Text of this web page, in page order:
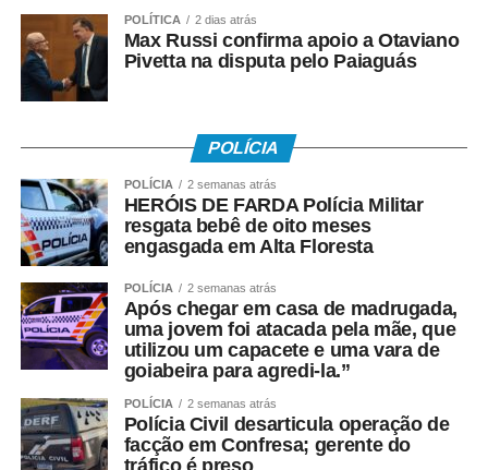
Okamura, anfitrião do evento, destacou que as mudanças
exigirão maior integração entre os segmentos da cadeia
produtiva do turismo. “O turismo depende diretamente de
setores como transporte aéreo, hospedagem,
dessas atividades impactará diretamente o setor. Todos
os estados disputarão turistas, investimentos e eventos.
Por isso, precisamos nos preparar, desenvolver novos
produtos turísticos e fortalecer nossos destinos.”
Durante o painel, os consultores da Copsfid Coltri Junior
e Ilson Sanches abordaram o tema “Reforma Tributária:
impactos e desafios nos municípios com potencial
turístico do estado”.
Especialista em Direito Empresarial e Processual, Ilson
Sanches explicou que, por determinação do presidente
do TCE-MT, conselheiro Sérgio Ricardo, o Tribunal
POLÍTICA 2 dias atrás
Max Russi confirma apoio a Otaviano
Pivetta na disputa pelo Paiaguás
POLÍCIA
POLÍCIA 2 semanas atrás
HERÓIS DE FARDA Polícia Militar
resgata bebê de oito meses
engasgada em Alta Floresta
POLÍCIA 2 semanas atrás
Após chegar em casa de madrugada,
uma jovem foi atacada pela mãe, que
utilizou um capacete e uma vara de
goiabeira para agredi-la.”
POLÍCIA 2 semanas atrás
Polícia Civil desarticula operação de
facção em Confresa; gerente do
tráfico é preso